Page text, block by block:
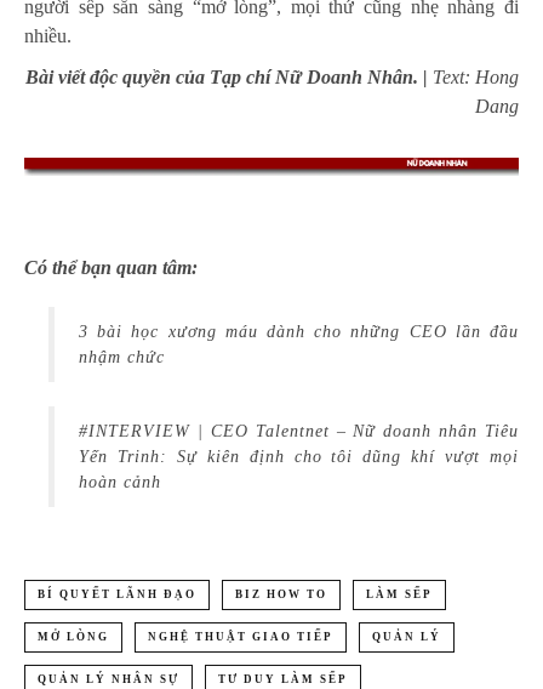
người sếp sẵn sàng “mở lòng”, mọi thứ cũng nhẹ nhàng đi
nhiều.
Bài viết độc quyền của Tạp chí Nữ Doanh Nhân. | Text: Hong
Dang
Có thể bạn quan tâm:
3 bài học xương máu dành cho những CEO lần đầu
nhậm chức
#INTERVIEW | CEO Talentnet – Nữ doanh nhân Tiêu
Yến Trinh: Sự kiên định cho tôi dũng khí vượt mọi
hoàn cảnh
BÍ QUYẾT LÃNH ĐẠO BIZ HOW TO LÀM SẾP
MỞ LÒNG NGHỆ THUẬT GIAO TIẾP QUẢN LÝ
QUẢN LÝ NHÂN SỰ TƯ DUY LÀM SẾP